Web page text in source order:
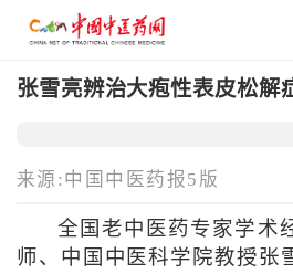
张雪亮辨治大疱性表皮松解
来源:中国中医药报5版
全国老中医药专家学术
师、中国中医科学院教授张